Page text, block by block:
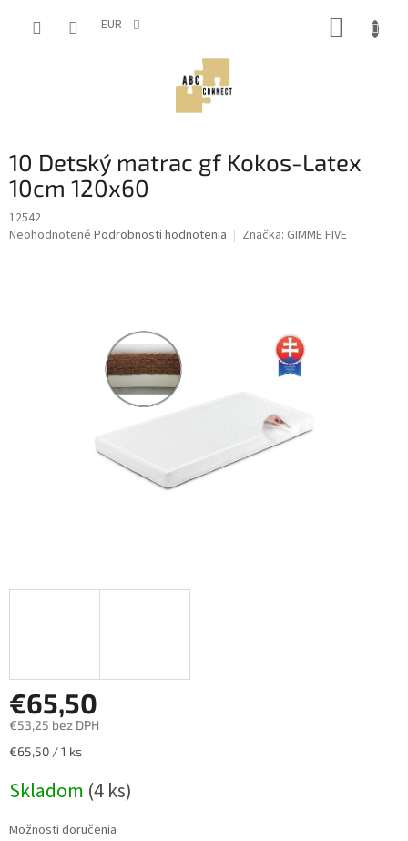
EUR
10 Detský matrac gf Kokos-Latex
10cm 120x60
12542
Priemerné
Neohodnotené Podrobnosti hodnotenia Značka: GIMME FIVE
€65,50
€53,25 bez DPH
Jednotková
€65,50 / 1 ks
Skladom (4 ks)
Možnosti doručenia